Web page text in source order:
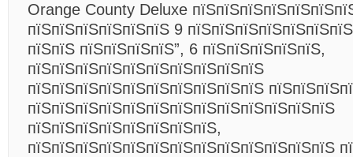
Orange County Deluxe
пїЅпїЅпїЅпїЅпїЅпїЅ 9
пїЅпїЅ пїЅпїЅпїЅпїЅ”, 6 пїЅпїЅпїЅпїЅпїЅ,
пїЅпїЅпїЅпїЅпїЅпїЅпїЅпїЅпїЅпїЅ
пїЅпїЅпїЅпїЅпїЅпїЅпїЅпїЅпїЅпїЅ
пїЅпїЅпїЅпїЅпїЅпїЅпїЅпїЅпїЅпїЅпїЅпїЅпїЅ
пїЅпїЅпїЅпїЅпїЅпїЅпїЅпїЅ,
пїЅпїЅпїЅпїЅпїЅпїЅпїЅпїЅпїЅпїЅпїЅпїЅпїЅ